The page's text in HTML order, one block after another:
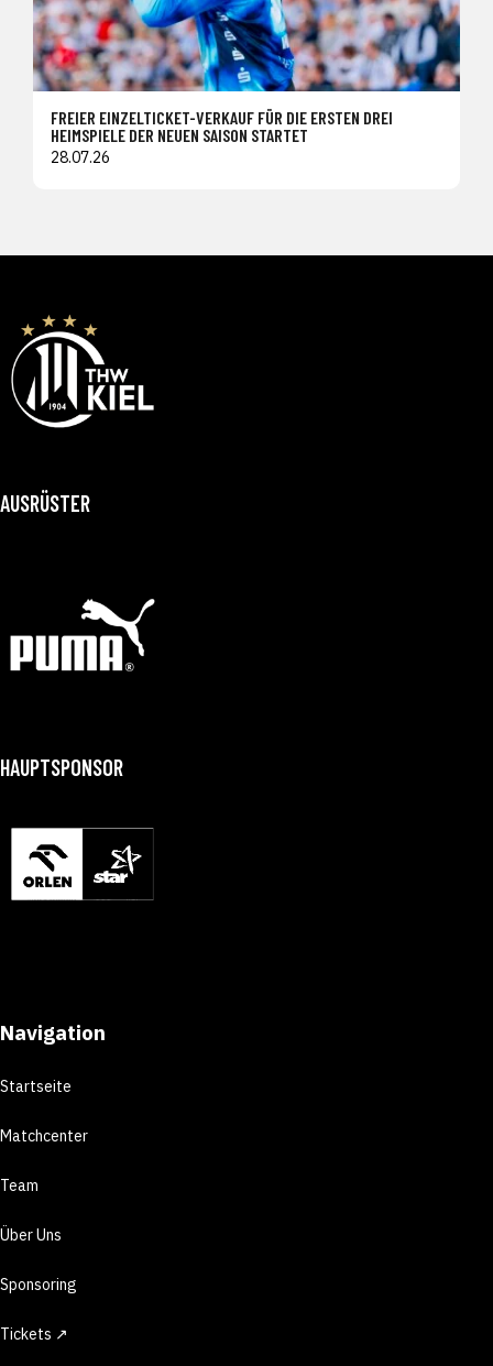
FREIER EINZELTICKET-VERKAUF FÜR DIE ERSTEN DREI
HEIMSPIELE DER NEUEN SAISON STARTET
28.07.26
AUSRÜSTER
HAUPTSPONSOR
Navigation
Startseite
Matchcenter
Team
Über Uns
Sponsoring
Tickets ↗